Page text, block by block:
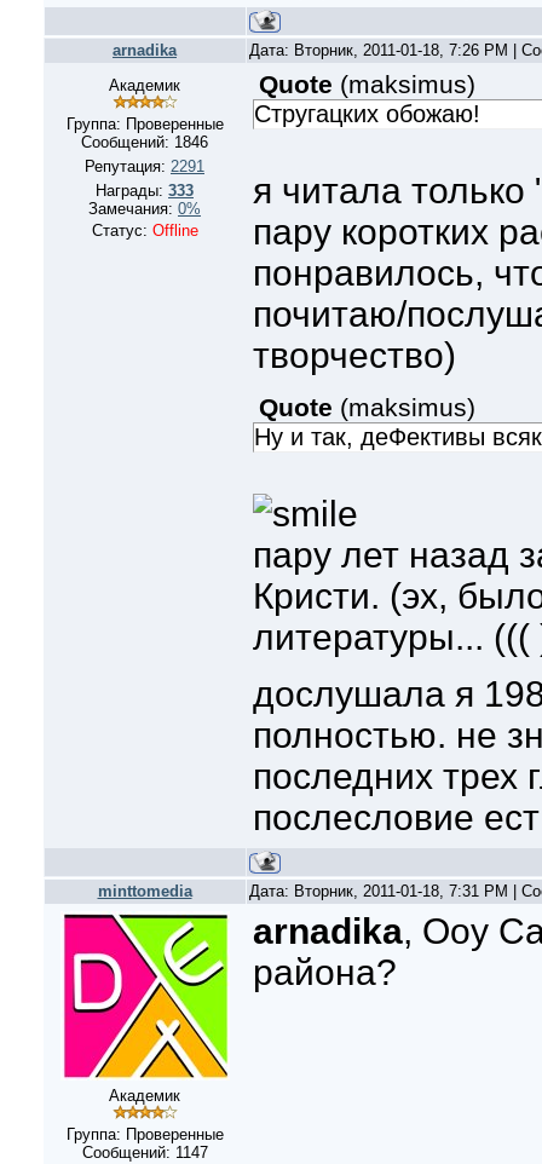
arnadika
Дата: Вторник, 2011-01-18, 7:26 PM |
Академик
Группа: Проверенные
Сообщений: 1846
Репутация: 2291
Награды: 333
Замечания: 0%
Статус: Offline
Quote (maksimus)
Стругацких обожаю!
я читала
пару коротких
понравилось,
почитаю/
творчество)
Quote (maksimus)
Ну и так, деФективы
пару лет назад
Кристи. (эх,
литературы... (((
дослушала я
полностью. не
последних трех
послесловие
minttomedia Дата: Вторник, 2011-01-18, 7:31 PM |
Академик
Группа: Проверенные
Сообщений: 1147
arnadika, Ооу
района?